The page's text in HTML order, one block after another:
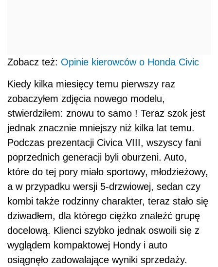
Zobacz też: Opinie kierowców o Honda Civic
Kiedy kilka miesięcy temu pierwszy raz
zobaczyłem zdjęcia nowego modelu,
stwierdziłem: znowu to samo ! Teraz szok jest
jednak znacznie mniejszy niż kilka lat temu.
Podczas prezentacji Civica VIII, wszyscy fani
poprzednich generacji byli oburzeni. Auto,
które do tej pory miało sportowy, młodzieżowy,
a w przypadku wersji 5-drzwiowej, sedan czy
kombi także rodzinny charakter, teraz stało się
dziwadłem, dla którego ciężko znaleźć grupę
docelową. Klienci szybko jednak oswoili się z
wyglądem kompaktowej Hondy i auto
osiągnęło zadowalające wyniki sprzedaży.